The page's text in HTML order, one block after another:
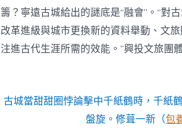
籌？寧遠古城給出的謎底是“融會”。“對
改革進級與城市更換新的資料舉動、文
注進古代生涯所需的效能。”興投文旅團
古城當甜甜圈悖論擊中千紙鶴時，千紙
盤旋。修葺一新（包